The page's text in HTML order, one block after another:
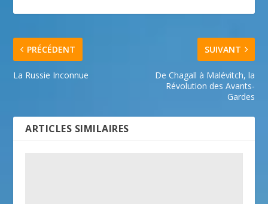
PRÉCÉDENT
La Russie Inconnue
SUIVANT
De Chagall à Malévitch, la
Révolution des Avants-
Gardes
ARTICLES SIMILAIRES